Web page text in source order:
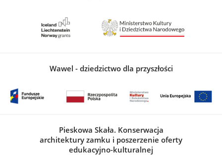
Wawel - dziedzictwo dla przyszłości
Pieskowa Skała. Konserwacja
architektury zamku i poszerzenie oferty
edukacyjno-kulturalnej